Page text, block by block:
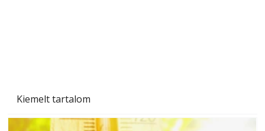
Kiemelt tartalom